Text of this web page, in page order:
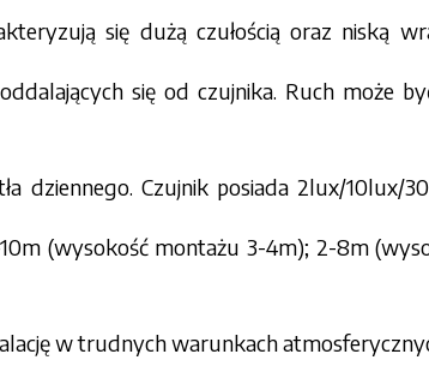
się dużą czułością oraz niską
się od czujnika. Ruch może
dziennego. Czujnik posiada 2lux/10lux/
(wysokość montażu 3-4m); 2-8m
w trudnych warunkach